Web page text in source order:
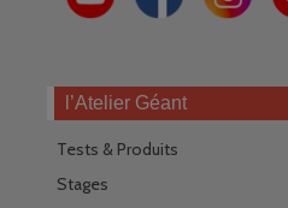
l’Atelier Géant
Tests & Produits
Stages